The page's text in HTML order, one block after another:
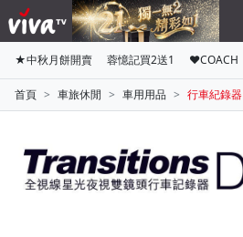
★中秋月餅開賣 蓉憶記買2送1 ♥COACH
首頁 車旅休閒 車用用品 行車紀錄器